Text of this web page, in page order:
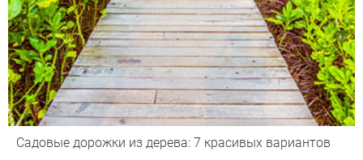
Садовые дорожки из дерева: 7 красивых вариантов